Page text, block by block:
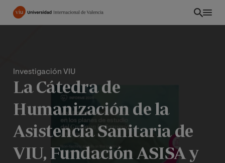
Pasar
Investigación VIU
La Cátedra de
Humanización de la
Asistencia Sanitaria de
VIU, Fundación ASISA y